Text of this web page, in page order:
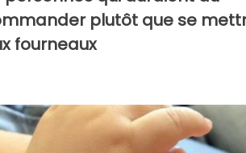
plutôt que se
fourneaux